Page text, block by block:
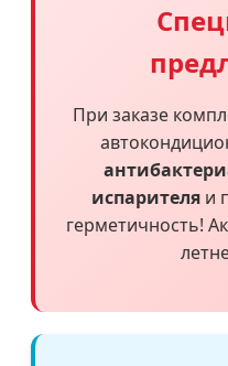
При заказе
испарителя и
герметичность!